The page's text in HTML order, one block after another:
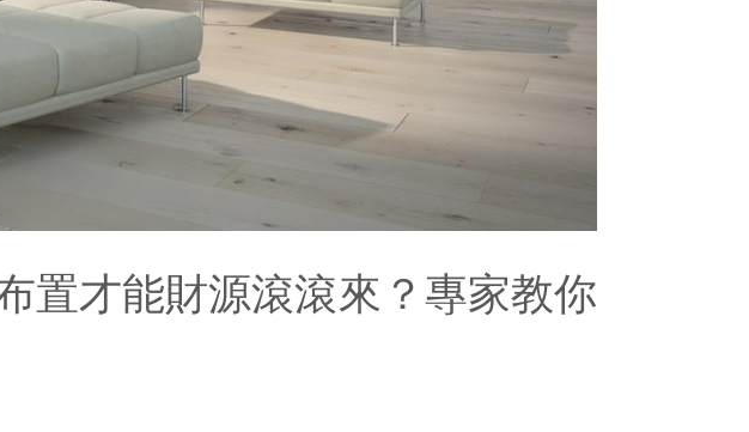
置才能財源滾滾來？專家教你